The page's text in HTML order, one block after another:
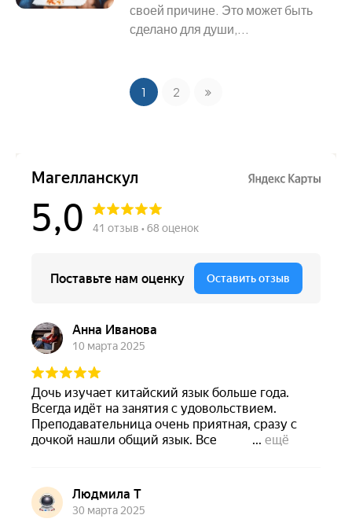
своей причине. Это может быть
сделано для души,...
1 2